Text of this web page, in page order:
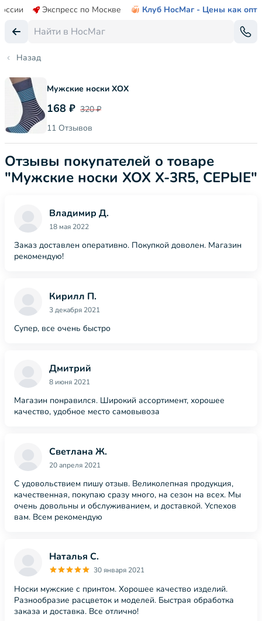
Экспресс по Москве Клуб НосМаг - Цены как опт
Назад
Мужские носки ХОХ
168 ₽ 320 ₽
11 Отзывов
Отзывы покупателей о товаре
"Мужские носки ХОХ X-3R5, СЕРЫЕ"
Владимир Д.
18 мая 2022
Заказ доставлен оперативно. Покупкой доволен. Магазин
рекомендую!
Кирилл П.
3 декабря 2021
Супер, все очень быстро
Дмитрий
8 июня 2021
Магазин понравился. Широкий ассортимент, хорошее
качество, удобное место самовывоза
Светлана Ж.
20 апреля 2021
С удовольствием пишу отзыв. Великолепная продукция,
качественная, покупаю сразу много, на сезон на всех. Мы
очень довольны и обслуживанием, и доставкой. Успехов
вам. Всем рекомендую
Наталья С.
30 января 2021
Носки мужские с принтом. Хорошее качество изделий.
Разнообразие расцветок и моделей. Быстрая обработка
заказа и доставка. Все отлично!